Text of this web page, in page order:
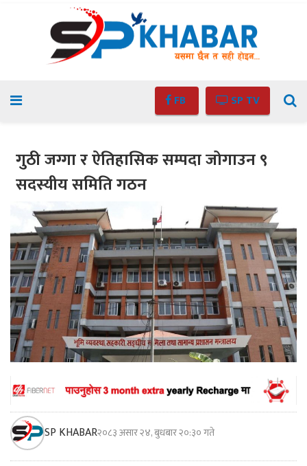
FB SP TV
गुठी जग्गा र ऐतिहासिक सम्पदा जोगाउन ९
सदस्यीय समिति गठन
SP KHABAR२०८३ असार २४, बुधबार २०:३० गते